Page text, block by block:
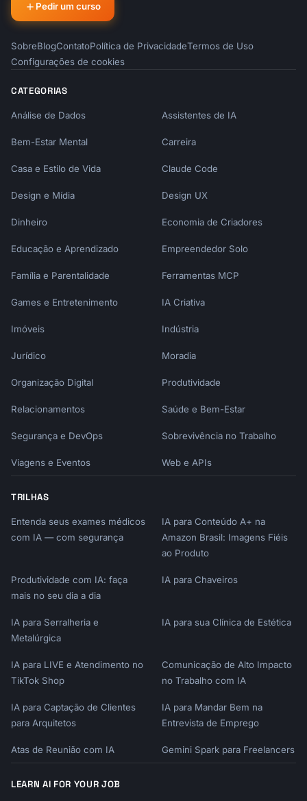
Pedir um curso
SobreBlogContatoPolítica de PrivacidadeTermos de Uso
Configurações de cookies
CATEGORIAS
Análise de Dados Assistentes de IA
Bem-Estar Mental Carreira
Casa e Estilo de Vida Claude Code
Design e Mídia Design UX
Dinheiro Economia de Criadores
Educação e Aprendizado Empreendedor Solo
Família e Parentalidade Ferramentas MCP
Games e Entretenimento IA Criativa
Imóveis Indústria
Jurídico Moradia
Organização Digital Produtividade
Relacionamentos Saúde e Bem-Estar
Segurança e DevOps Sobrevivência no Trabalho
Viagens e Eventos Web e APIs
TRILHAS
Entenda seus exames médicos
com IA — com segurança
IA para Conteúdo A+ na
Amazon Brasil: Imagens Fiéis
ao Produto
Produtividade com IA: faça
mais no seu dia a dia
IA para Chaveiros
IA para Serralheria e
Metalúrgica
IA para sua Clínica de Estética
IA para LIVE e Atendimento no
TikTok Shop
Comunicação de Alto Impacto
no Trabalho com IA
IA para Captação de Clientes
para Arquitetos
IA para Mandar Bem na
Entrevista de Emprego
Atas de Reunião com IA Gemini Spark para Freelancers
LEARN AI FOR YOUR JOB